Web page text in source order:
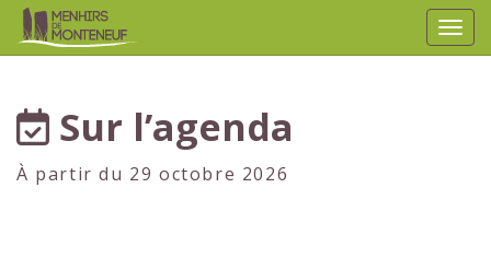
Sur l’agenda
À partir du 29 octobre 2026